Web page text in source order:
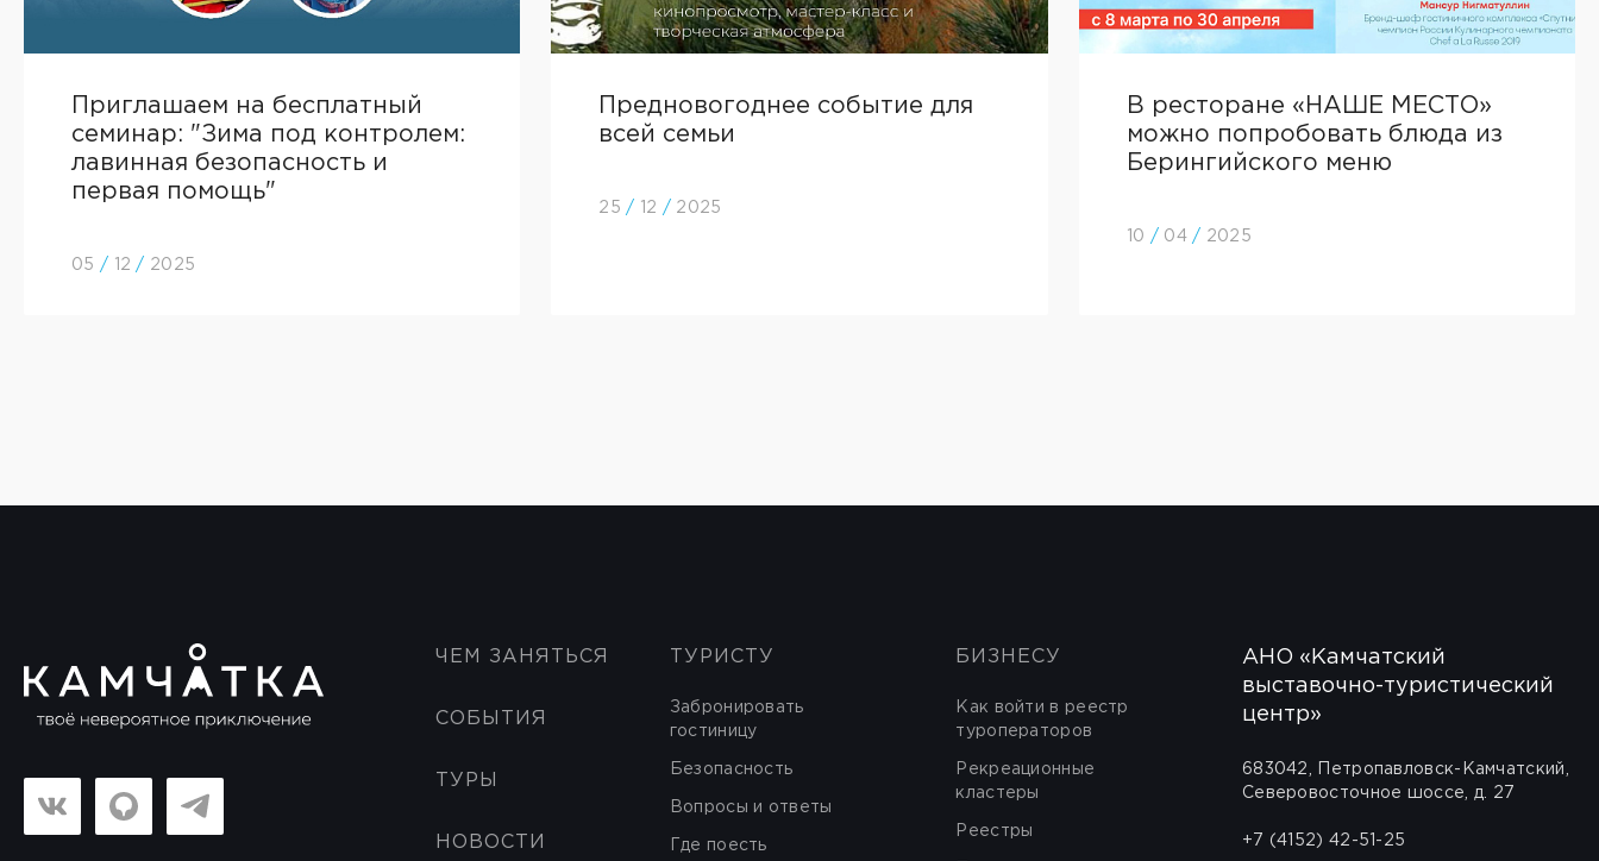
Приглашаем на бесплатный
семинар: "Зима под контролем:
лавинная безопасность и
первая помощь"
05 / 12 / 2025
Предновогоднее событие для
всей семьи
25 / 12 / 2025
В ресторане «НАШЕ МЕСТО»
можно попробовать блюда из
Берингийского меню
10 / 04/ 2025
ЧЕМ ЗАНЯТЬСЯ
СОБЫТИЯ
ТУРЫ
НОВОСТИ
ТУРИСТУ
Забронировать
гостиницу
Безопасность
Вопросы и ответы
Где поесть
БИЗНЕСУ
Как войти в реестр
туроператоров
Рекреационные
кластеры
Реестры
АНО «Камчатский
выставочно-туристический
центр»
683042, Петропавловск-Камчатский,
Северовосточное шоссе, д. 27
+7 (4152) 42-51-25